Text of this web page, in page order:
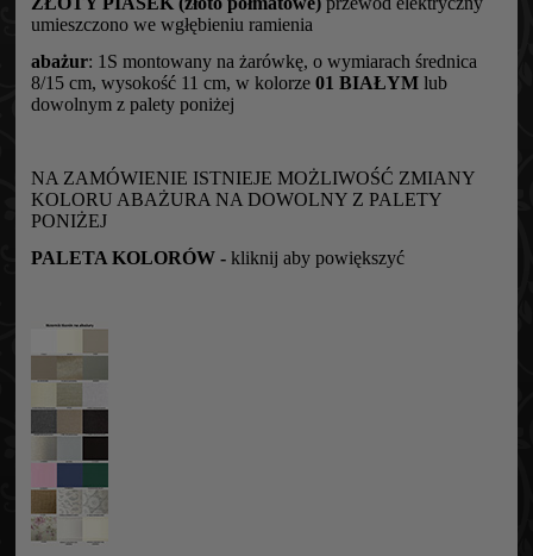
umieszczono we wgłębieniu ramienia
abażur: 1S montowany na żarówkę, o wymiarach średnica
8/15 cm, wysokość 11 cm, w kolorze 01 BIAŁYM lub
dowolnym z palety poniżej
NA ZAMÓWIENIE ISTNIEJE MOŻLIWOŚĆ ZMIANY
KOLORU ABAŻURA NA DOWOLNY Z PALETY
PONIŻEJ
PALETA KOLORÓW - kliknij aby powiększyć